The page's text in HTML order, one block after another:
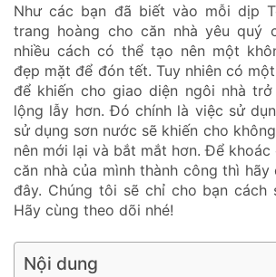
Như các bạn đã biết vào mỗi dịp
trang hoàng cho căn nhà yêu quý
nhiều cách có thể tạo nên một
đẹp mặt để đón tết. Tuy nhiên có
để khiến cho giao diện ngôi nhà
lộng lẫy hơn. Đó chính là việc sử
sử dụng sơn nước sẽ khiến cho
nên mới lại và bắt mắt hơn. Để
căn nhà của mình thành công thì
đây. Chúng tôi sẽ chỉ cho bạn cách
Hãy cùng theo dõi nhé!
Nội dung